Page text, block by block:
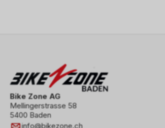
Bike Zone AG
Mellingerstrasse 58
5400 Baden
info@bikezone.ch